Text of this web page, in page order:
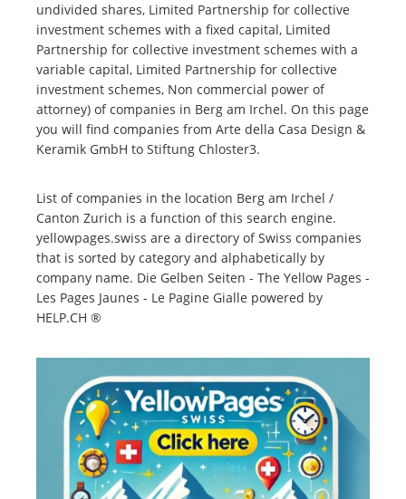
undivided shares, Limited Partnership for collective
investment schemes with a fixed capital, Limited
Partnership for collective investment schemes with a
variable capital, Limited Partnership for collective
investment schemes, Non commercial power of
attorney) of companies in Berg am Irchel. On this page
you will find companies from Arte della Casa Design &
Keramik GmbH to Stiftung Chloster3.
List of companies in the location Berg am Irchel /
Canton Zurich is a function of this search engine.
yellowpages.swiss are a directory of Swiss companies
that is sorted by category and alphabetically by
company name. Die Gelben Seiten - The Yellow Pages -
Les Pages Jaunes - Le Pagine Gialle powered by
HELP.CH ®